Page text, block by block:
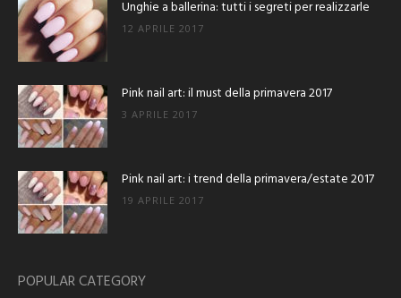
Unghie a ballerina: tutti i segreti per realizzarle
12 APRILE 2017
Pink nail art: il must della primavera 2017
3 APRILE 2017
Pink nail art: i trend della primavera/estate 2017
19 APRILE 2017
POPULAR CATEGORY